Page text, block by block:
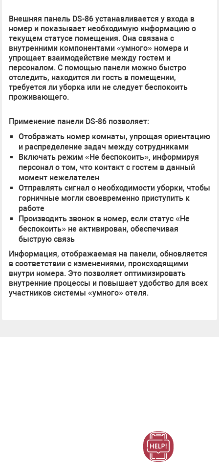
Внешняя панель DS-86 устанавливается у входа в
номер и показывает необходимую информацию о
текущем статусе помещения. Она связана с
внутренними компонентами «умного» номера и
упрощает взаимодействие между гостем и
персоналом. С помощью панели можно быстро
отследить, находится ли гость в помещении,
требуется ли уборка или не следует беспокоить
проживающего.
Применение панели DS-86 позволяет:
Отображать номер комнаты, упрощая ориентацию
и распределение задач между сотрудниками
Включать режим «Не беспокоить», информируя
персонал о том, что контакт с гостем в данный
момент нежелателен
Отправлять сигнал о необходимости уборки, чтобы
горничные могли своевременно приступить к
работе
Производить звонок в номер, если статус «Не
беспокоить» не активирован, обеспечивая
быструю связь
Информация, отображаемая на панели, обновляется
в соответствии с изменениями, происходящими
внутри номера. Это позволяет оптимизировать
внутренние процессы и повышает удобство для всех
участников системы «умного» отеля.